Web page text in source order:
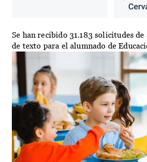
Se han recibido 31.183 solicitudes
de texto para el alumnado de